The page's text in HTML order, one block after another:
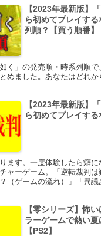
【2023年最新版】
ら初めてプレイす
列順？【買う順番】
く」の発売順・時系列順で
めました。あなたはどれか
【2023年最新版】
ら初めてプレイする
ます。一度体験したら癖に
ャーゲーム。「逆転裁判
（ゲームの流れ）」「異議
【零シリーズ】怖
ラーゲームで熱い夏
【PS2】